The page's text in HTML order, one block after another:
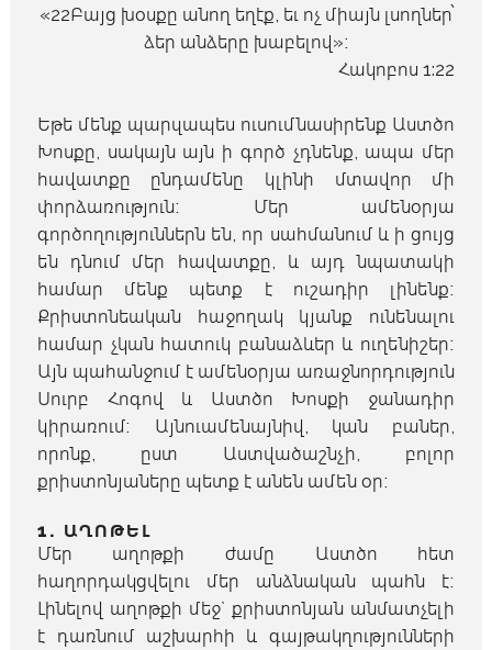
«22Բայց խօսքը անող եղէք, եւ ոչ միայն լսողներ՝
ձեր անձերը խաբելով»։
Հակոբոս 1:22
Եթե մենք պարզապես ուսումնասիրենք Աստծո
Խոսքը, սակայն այն ի գործ չդնենք, ապա մեր
հավատքը ընդամենը կլինի մտավոր մի
փորձառություն։ Մեր ամենօրյա
գործողություններն են, որ սահմանում և ի ցույց
են դնում մեր հավատքը, և այդ նպատակի
համար մենք պետք է ուշադիր լինենք։
Քրիստոնեական հաջողակ կյանք ունենալու
համար չկան հատուկ բանաձևեր և ուղենիշեր։
Այն պահանջում է ամենօրյա առաջնորդություն
Սուրբ Հոգով և Աստծո Խոսքի ջանադիր
կիրառում։ Այնուամենայնիվ, կան բաներ,
որոնք, ըստ Աստվածաշնչի, բոլոր
քրիստոնյաները պետք է անեն ամեն օր։
1. ԱՂՈԹԵԼ
Մեր աղոթքի ժամը Աստծո հետ
հաղորդակցվելու մեր անձնական պահն է։
Լինելով աղոթքի մեջ` քրիստոնյան անմատչելի
է դառնում աշխարհի և գայթակղությունների